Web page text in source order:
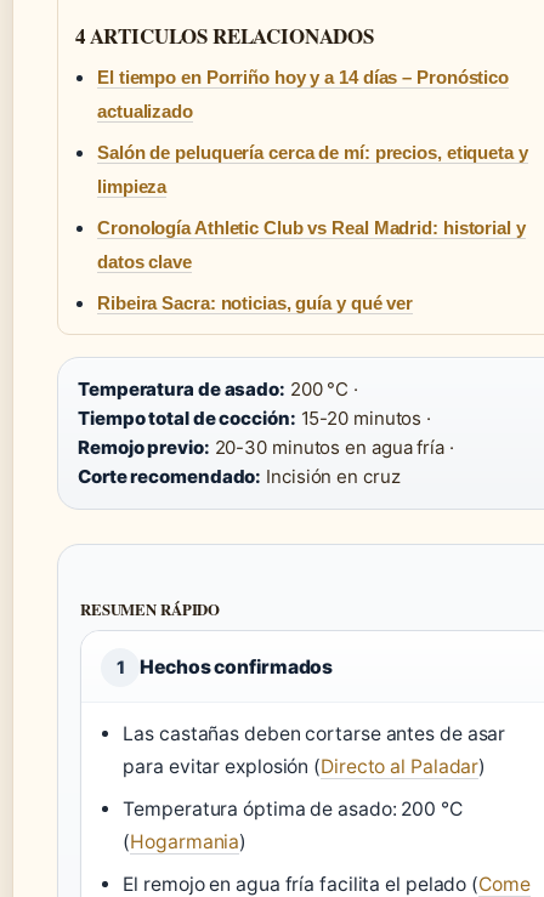
4 ARTICULOS RELACIONADOS
El tiempo en Porriño hoy y a 14 días – Pronóstico
actualizado
Salón de peluquería cerca de mí: precios, etiqueta y
limpieza
Cronología Athletic Club vs Real Madrid: historial y
datos clave
Ribeira Sacra: noticias, guía y qué ver
Temperatura de asado: 200 °C ·
Tiempo total de cocción: 15-20 minutos ·
Remojo previo: 20-30 minutos en agua fría ·
Corte recomendado: Incisión en cruz
RESUMEN RÁPIDO
1 Hechos confirmados
Las castañas deben cortarse antes de asar
para evitar explosión (Directo al Paladar)
Temperatura óptima de asado: 200 °C
(Hogarmania)
El remojo en agua fría facilita el pelado (Come